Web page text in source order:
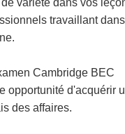
variété dans vos
travaillant
Cambridge BEC
opportunité d'acquérir
des affaires.